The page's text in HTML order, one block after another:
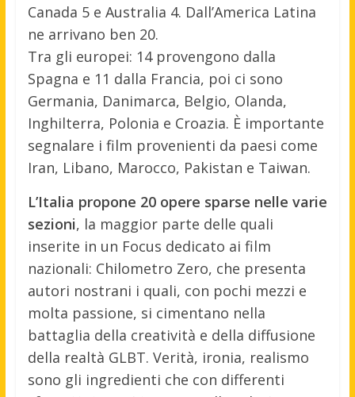
Canada 5 e Australia 4. Dall’America Latina
ne arrivano ben 20.
Tra gli europei: 14 provengono dalla
Spagna e 11 dalla Francia, poi ci sono
Germania, Danimarca, Belgio, Olanda,
Inghilterra, Polonia e Croazia. È importante
segnalare i film provenienti da paesi come
Iran, Libano, Marocco, Pakistan e Taiwan.
L’Italia propone 20 opere sparse nelle varie
sezioni, la maggior parte delle quali
inserite in un Focus dedicato ai film
nazionali: Chilometro Zero, che presenta
autori nostrani i quali, con pochi mezzi e
molta passione, si cimentano nella
battaglia della creatività e della diffusione
della realtà GLBT. Verità, ironia, realismo
sono gli ingredienti che con differenti